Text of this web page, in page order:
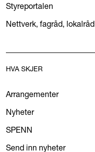
Styreportalen
Nettverk, fagråd, lokalråd
HVA SKJER
Arrangementer
Nyheter
SPENN
Send inn nyheter